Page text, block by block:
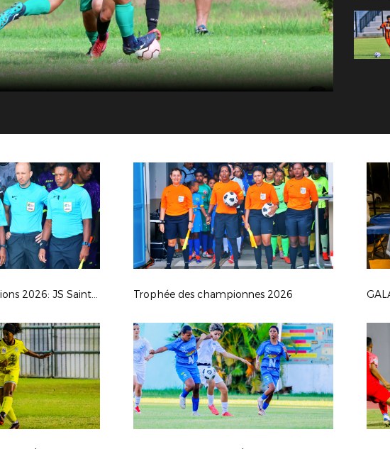
Trophée des champions 2026: JS Saint Pierroise - AS Jeanne D'Arc Trophée des championnes 2026